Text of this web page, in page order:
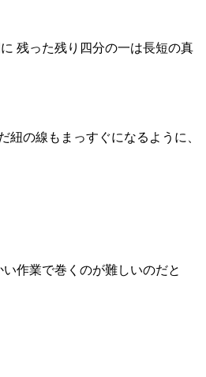
残った残り四分の一は長短の真
の線もまっすぐになるように、
作業で巻くのが難しいのだと